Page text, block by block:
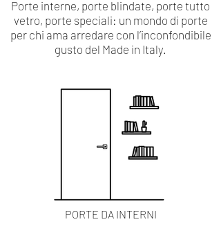
Porte interne, porte blindate, porte tutto
vetro, porte speciali: un mondo di porte
per chi ama arredare con l’inconfondibile
gusto del Made in Italy.
PORTE DA INTERNI